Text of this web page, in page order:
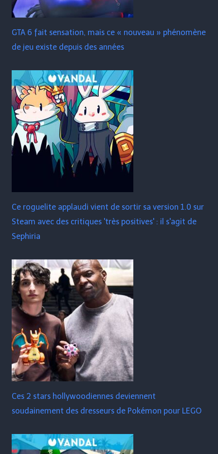
GTA 6 fait sensation, mais ce « nouveau » phénomène
de jeu existe depuis des années
Ce roguelite applaudi vient de sortir sa version 1.0 sur
Steam avec des critiques 'très positives' : il s'agit de
Sephiria
Ces 2 stars hollywoodiennes deviennent
soudainement des dresseurs de Pokémon pour LEGO